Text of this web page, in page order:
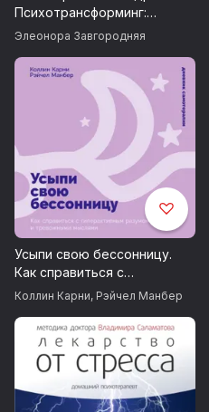
© ИДДК
Психотрансформинг:
практики для расслабления
Элеонора Завгородняя
Усыпи свою бессонницу.
Как справиться с
гиперактивным разумом и
Коллин Карни, Рэйчел Манбер